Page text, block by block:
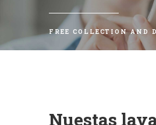
FREE COLLECTION AND
Nuestas